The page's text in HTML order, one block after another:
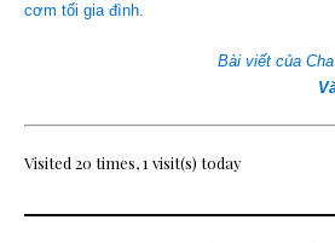
cơm tối gia đình.
Bài viết của
Visited 20 times, 1 visit(s) today